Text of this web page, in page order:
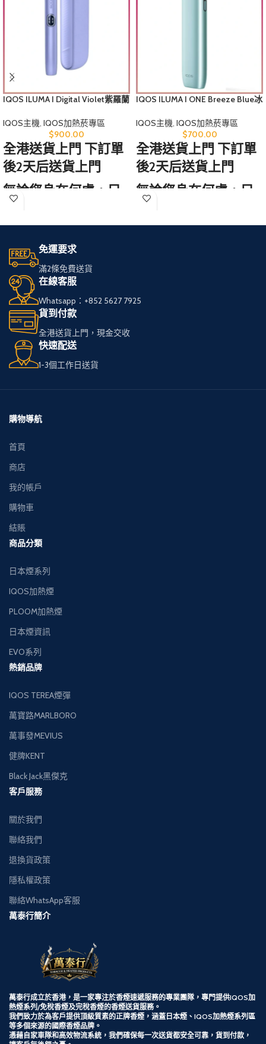
IQOS ILUMA I Digital Violet紫羅蘭
IQOS主機, IQOS加熱菸專區
$900.00
全港送貨上門 下訂單
後2天后送貨上門
無論您身在何處，只
煙。
我們服務全港，送貨
快速可靠，
讓您享受高品質私
煙。
多種品牌和款式供您
交收，貨到付款。
IQOS ILUMA I ONE Breeze Blue冰
IQOS主機, IQOS加熱菸專區
$700.00
全港送貨上門 下訂單
後2天后送貨上門
無論您身在何處，只
免運要求
滿2條免費送貨
在線客服
Whatsapp：+852 5627 7925
貨到付款
全港送貨上門，現金交收
快速配送
1-3個工作日送貨
購物導航
首頁
商店
我的帳戶
購物車
結賬
商品分類
日本煙系列
IQOS加熱煙
PLOOM加熱煙
日本煙資訊
EVO系列
熱銷品牌
IQOS TEREA煙彈
萬寶路MARLBORO
萬事發MEVIUS
健牌KENT
Black Jack黑傑克
客戶服務
關於我們
聯絡我們
退換貨政策
隱私權政策
聯絡WhatsApp客服
萬泰行簡介
萬泰行成立於香港，是一家專注於香煙速遞服務的專業團隊，專門提供IQOS加
熱煙系列/免稅香煙及完稅香煙的香煙送貨服務。
我們致力於為客戶提供頂級質素的正牌香煙，涵蓋日本煙、IQOS加熱煙系列區
等多個來源的國際香煙品牌。
憑藉自家車隊和高效物流系統，我們確保每一次送貨都安全可靠，貨到付款，